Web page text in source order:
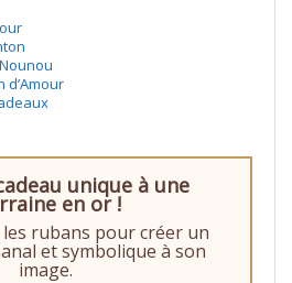
d’Amour
unique à une
en or !
rubans pour créer un
et symbolique à son
image.